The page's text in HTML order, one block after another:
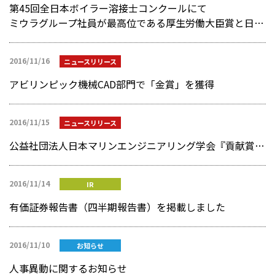
第45回全日本ボイラー溶接士コンクールにて
ミウラグループ社員が最高位である厚生労働大臣賞と日本ボイラ協会長賞を受賞
2016/11/16 ニュースリリース
アビリンピック機械CAD部門で「金賞」を獲得
2016/11/15 ニュースリリース
公益社団法人日本マリンエンジニアリング学会『貢献賞』を受賞
2016/11/14 IR
有価証券報告書（四半期報告書）を掲載しました
2016/11/10 お知らせ
人事異動に関するお知らせ